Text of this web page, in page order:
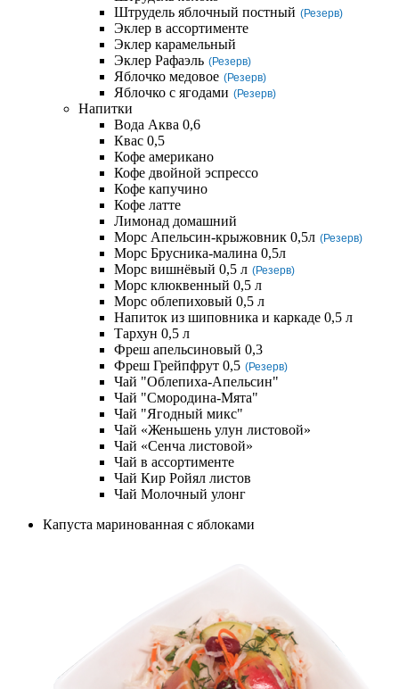
Штрудель яблочный постный (Резерв)
Эклер в ассортименте
Эклер карамельный
Эклер Рафаэль (Резерв)
Яблочко медовое (Резерв)
Яблочко с ягодами (Резерв)
Напитки
Вода Аква 0,6
Квас 0,5
Кофе американо
Кофе двойной эспрессо
Кофе капучино
Кофе латте
Лимонад домашний
Морс Апельсин-крыжовник 0,5л (Резерв)
Морс Брусника-малина 0,5л
Морс вишнёвый 0,5 л (Резерв)
Морс клюквенный 0,5 л
Морс облепиховый 0,5 л
Напиток из шиповника и каркаде 0,5 л
Тархун 0,5 л
Фреш апельсиновый 0,3
Фреш Грейпфрут 0,5 (Резерв)
Чай "Облепиха-Апельсин"
Чай "Смородина-Мята"
Чай "Ягодный микс"
Чай «Женьшень улун листовой»
Чай «Сенча листовой»
Чай в ассортименте
Чай Кир Ройял листов
Чай Молочный улонг
Капуста маринованная с яблоками